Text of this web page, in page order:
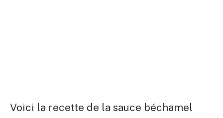
Voici la recette de la sauce béchamel